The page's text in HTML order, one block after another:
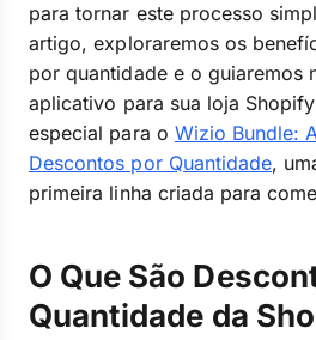
para tornar este processo
artigo, exploraremos os
por quantidade e o guiaremos
aplicativo para sua loja
especial para o Wizio Bundle:
Descontos por Quantidade,
primeira linha criada para
O Que São
Quantidade da